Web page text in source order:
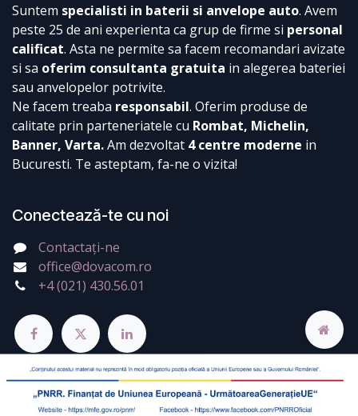
Suntem specialisti in baterii si anvelope auto. Avem
peste 25 de ani experienta ca grup de firme si personal
calificat. Asta ne permite sa facem recomandari avizate
si sa oferim consultanta gratuita in alegerea bateriei
sau anvelopelor potrivite.
Ne facem treaba responsabil. Oferim produse de
calitate prin parteneriatele cu Rombat, Michelin,
Banner, Varta.Am dezvoltat 4 centre moderne in
Bucuresti. Te asteptam, fa-ne o vizita!
Conectează-te cu noi
Contactați-ne
office@dovacom.ro
+4 (021) 430.56.01